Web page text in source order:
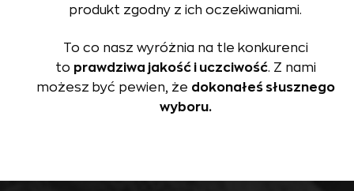
produkt zgodny z ich oczekiwaniami.
To co nasz wyróżnia na tle konkurenci
to prawdziwa jakość i uczciwość. Z nami
możesz być pewien, że dokonałeś słusznego
wyboru.